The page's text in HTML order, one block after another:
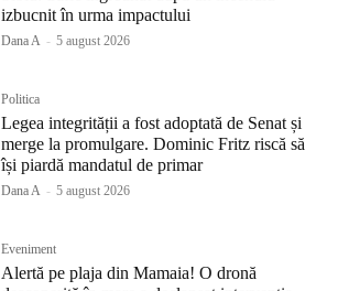
izbucnit în urma impactului
Dana A - 5 august 2026
Politica
Legea integrității a fost adoptată de Senat și
merge la promulgare. Dominic Fritz riscă să
își piardă mandatul de primar
Dana A - 5 august 2026
Eveniment
Alertă pe plaja din Mamaia! O dronă